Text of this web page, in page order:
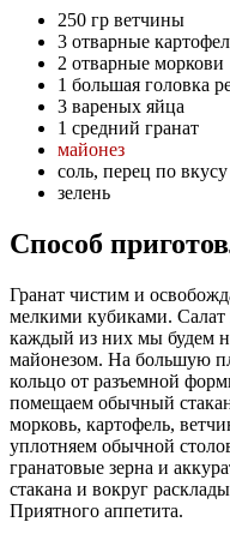
250 гр ветчины
3 отварные
2 отварные моркови
1 большая головка
3 вареных яйца
1 средний гранат
майонез
соль, перец по вкусу
зелень
Способ
Гранат чистим и
мелкими кубиками.
каждый из них мы будем
майонезом. На большую
кольцо от разъемной
помещаем обычный
морковь, картофель,
уплотняем обычной
гранатовые зерна и
стакана и вокруг
Приятного аппетита.